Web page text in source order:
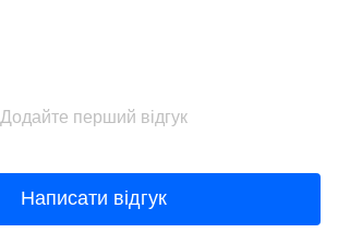
Додайте перший відгук
Написати відгук